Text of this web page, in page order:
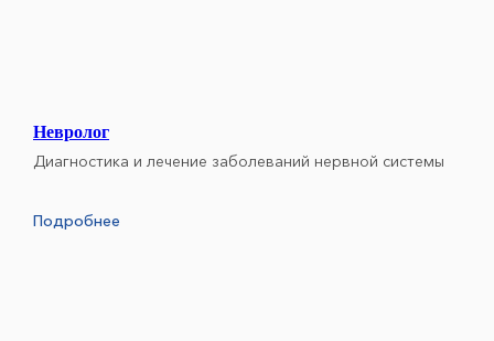
Невролог
Диагностика и лечение заболеваний нервной системы
Подробнее